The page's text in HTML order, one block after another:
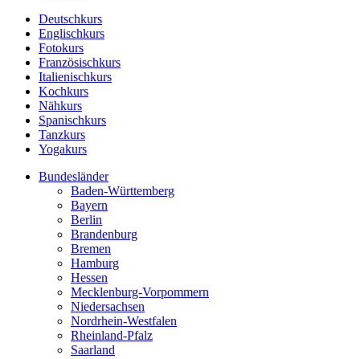
Deutschkurs
Englischkurs
Fotokurs
Französischkurs
Italienischkurs
Kochkurs
Nähkurs
Spanischkurs
Tanzkurs
Yogakurs
Bundesländer
Baden-Württemberg
Bayern
Berlin
Brandenburg
Bremen
Hamburg
Hessen
Mecklenburg-Vorpommern
Niedersachsen
Nordrhein-Westfalen
Rheinland-Pfalz
Saarland